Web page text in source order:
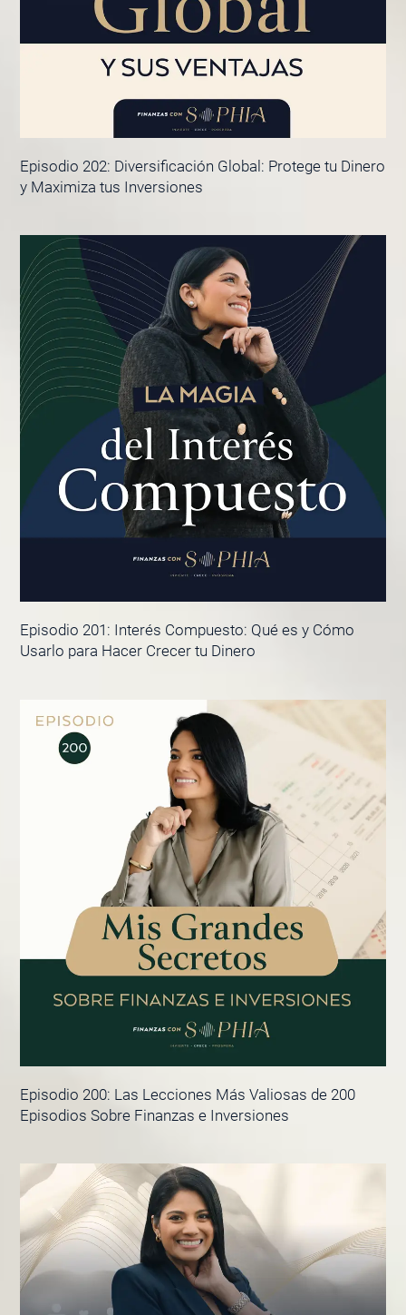
Episodio 202: Diversificación Global: Protege tu Dinero
y Maximiza tus Inversiones
Episodio 201: Interés Compuesto: Qué es y Cómo
Usarlo para Hacer Crecer tu Dinero
Episodio 200: Las Lecciones Más Valiosas de 200
Episodios Sobre Finanzas e Inversiones